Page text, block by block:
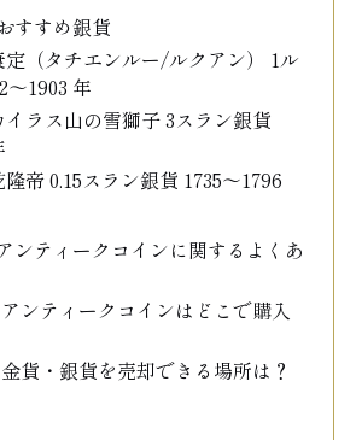
すすめ銀貨
定（タチエンルー/ルクアン） 1ル
～1903 年
ラス山の雪獅子 3スラン銀貨
帝 0.15スラン銀貨 1735～1796
ンティークコインに関するよくあ
ンティークコインはどこで購入
貨・銀貨を売却できる場所は？